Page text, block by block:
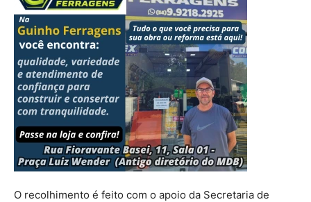
O recolhimento é feito com o apoio da Secretaria de